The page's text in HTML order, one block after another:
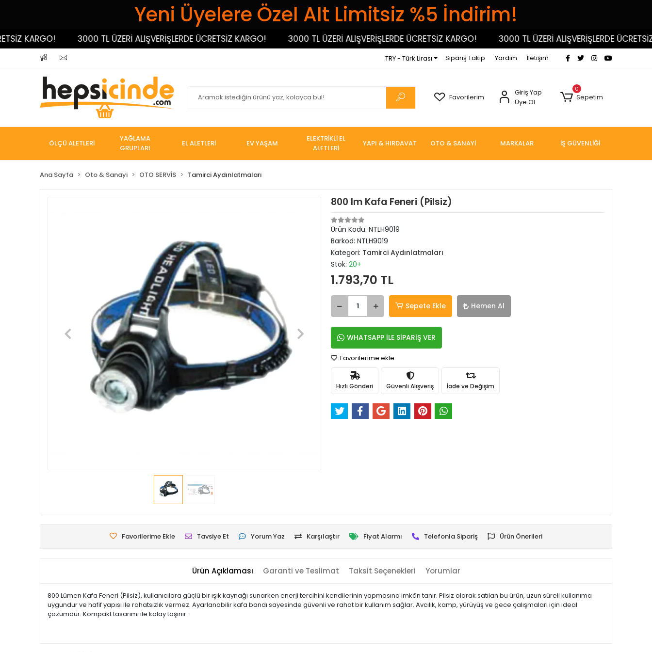
Yeni Üyelere Özel Alt Limitsiz %5 İndirim!
KARGO! 3000 TL ÜZERİ ALIŞVERİŞLERDE ÜCRETSİZ KARGO! 3000 TL ÜZERİ ALIŞVERİŞLERDE ÜCRETSİZ KARGO! 3000 TL ÜZERİ ALIŞVERİŞLERDE ÜCRETSİZ
TRY - Türk Lirası Sipariş Takip Yardım İletişim
Favorilerim
Giriş Yap
Üye Ol
0
Sepetim
ÖLÇÜ ALETLERİ
YAĞLAMA
GRUPLARI
EL ALETLERİ EV YAŞAM
ELEKTRİKLİ EL
ALETLERİ
YAPI & HIRDAVAT OTO & SANAYİ MARKALAR İŞ GÜVENLİĞİ
Ana Sayfa Oto & Sanayi OTO SERVİS Tamirci Aydınlatmaları
800 lm Kafa Feneri (Pilsiz)
Ürün Kodu: NTLH9019
Barkod: NTLH9019
Kategori: Tamirci Aydınlatmaları
Stok: 20+
1.793,70 TL
Sepete Ekle Hemen Al
WHATSAPP İLE SİPARİŞ VER
Favorilerime ekle
Hızlı Gönderi Güvenli Alışveriş İade ve Değişim
Favorilerime Ekle Tavsiye Et Yorum Yaz Karşılaştır Fiyat Alarmı Telefonla Sipariş Ürün Önerileri
Ürün Açıklaması Garanti ve Teslimat Taksit Seçenekleri Yorumlar
800 Lümen Kafa Feneri (Pilsiz), kullanıcılara güçlü bir ışık kaynağı sunarken enerji tercihini kendilerinin yapmasına imkân tanır. Pilsiz olarak satılan bu ürün, uzun süreli kullanıma
uygundur ve hafif yapısı ile rahatsızlık vermez. Ayarlanabilir kafa bandı sayesinde güvenli ve rahat bir kullanım sağlar. Avcılık, kamp, yürüyüş ve gece çalışmaları için ideal
çözümdür. Kompakt tasarımı ile kolay taşınır.